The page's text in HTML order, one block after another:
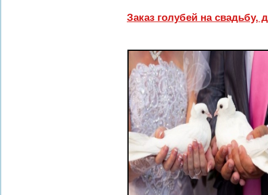
Заказ голубей на свадьбу,